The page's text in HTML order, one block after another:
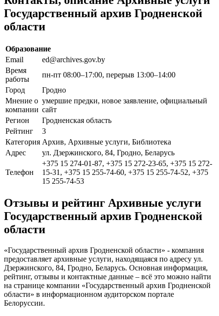
Государственный архив Гродненской
области
Образование
Email
ed@archives.gov.by
Время
работы
пн-пт 08:00–17:00, перерыв 13:00–14:00
Город
Гродно
Мнение о
компании
умершие предки, новое заявление, официальный
сайт
Регион
Гродненская область
Рейтинг
3
Категория Архив, Архивные услуги, Библиотека
Адрес
ул. Дзержинского, 84, Гродно, Беларусь
Телефон
+375 15 274-01-87, +375 15 272-23-65, +375 15 272-
15-31, +375 15 255-74-60, +375 15 255-74-52, +375
15 255-74-53
Отзывы и рейтинг Архивные услуги
Государственный архив Гродненской
области
«Государственный архив Гродненской области» - компания
предоставляет архивные услуги, находящаяся по адресу ул.
Дзержинского, 84, Гродно, Беларусь. Основная информация,
рейтинг, отзывы и контактные данные – всё это можно найти
на странице компании «Государственный архив Гродненской
области» в информационном аудиторском портале
Белоруссии.